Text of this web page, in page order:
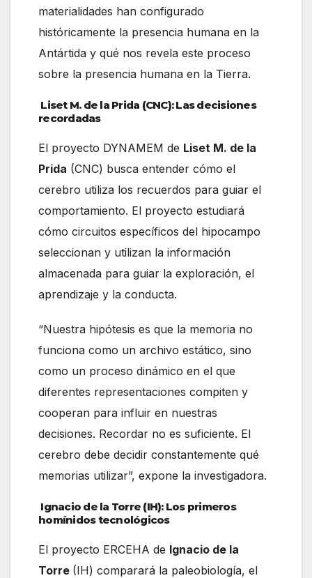
materialidades han configurado
históricamente la presencia humana en la
Antártida y qué nos revela este proceso
sobre la presencia humana en la Tierra.
Liset M. de la Prida (CNC): Las decisiones
recordadas
El proyecto DYNAMEM de Liset M. de la
Prida (CNC) busca entender cómo el
cerebro utiliza los recuerdos para guiar el
comportamiento. El proyecto estudiará
cómo circuitos específicos del hipocampo
seleccionan y utilizan la información
almacenada para guiar la exploración, el
aprendizaje y la conducta.
“Nuestra hipótesis es que la memoria no
funciona como un archivo estático, sino
como un proceso dinámico en el que
diferentes representaciones compiten y
cooperan para influir en nuestras
decisiones. Recordar no es suficiente. El
cerebro debe decidir constantemente qué
memorias utilizar”, expone la investigadora.
Ignacio de la Torre (IH): Los primeros
homínidos tecnológicos
El proyecto ERCEHA de Ignacio de la
Torre (IH) comparará la paleobiología, el